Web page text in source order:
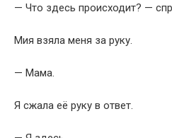
— Что здесь происходит? —
Мия взяла меня за руку.
— Мама.
Я сжала её руку в ответ.